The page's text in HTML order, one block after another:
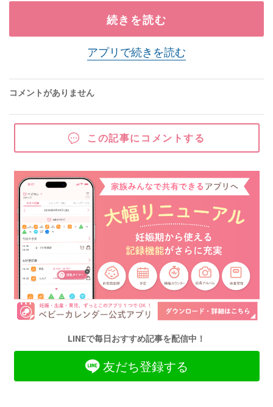
続きを読む
アプリで続きを読む
コメントがありません
この記事にコメントする
LINEで毎日おすすめ記事を配信中！
友だち登録する